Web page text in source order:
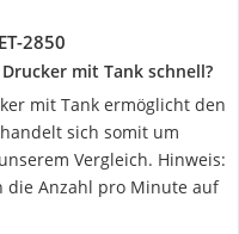
2850
mit Tank schnell?
mit Tank ermöglicht den
sich somit um
Vergleich. Hinweis:
die Anzahl pro Minute auf